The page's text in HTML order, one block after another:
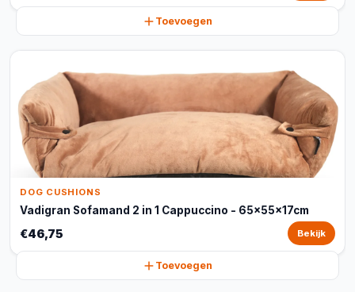
Toevoegen
DOG CUSHIONS
Vadigran Sofamand 2 in 1 Cappuccino - 65x55x17cm
€46,75 Bekijk
Toevoegen